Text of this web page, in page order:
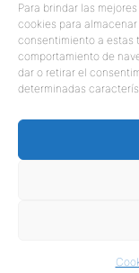
Para brindar las
cookies para
consentimiento a estas
comportamiento de
dar o retirar el
determinadas